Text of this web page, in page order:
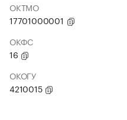
ОКТМО
17701000001
ОКФС
16
ОКОГУ
4210015